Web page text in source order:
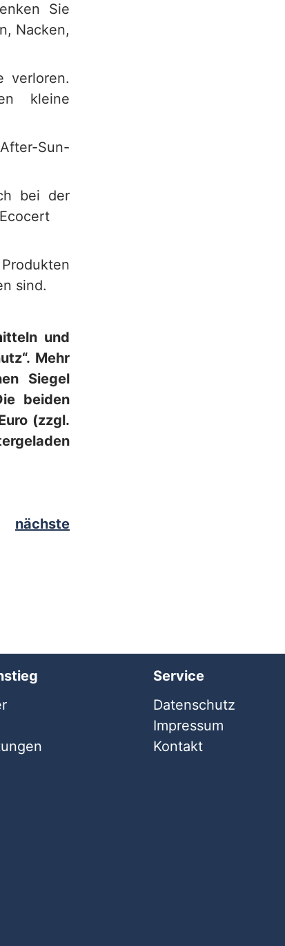
Sie
Nacken,
verloren.
kleine
Sun-
bei der
Ecocert
sind.
und
Mehr
Siegel
beiden
(zzgl.
nächste
Service
Datenschutz
Impressum
Kontakt